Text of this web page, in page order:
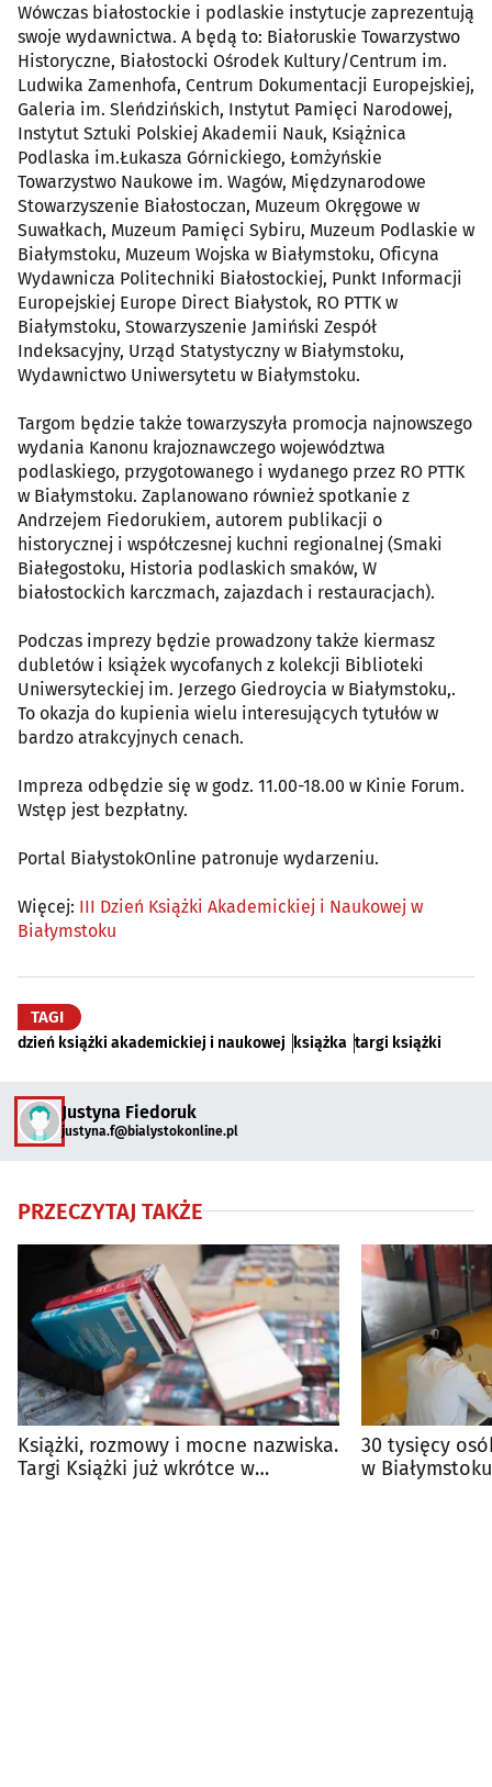
Wówczas białostockie i podlaskie instytucje zaprezentują
swoje wydawnictwa. A będą to: Białoruskie Towarzystwo
Historyczne, Białostocki Ośrodek Kultury/Centrum im.
Ludwika Zamenhofa, Centrum Dokumentacji Europejskiej,
Galeria im. Sleńdzińskich, Instytut Pamięci Narodowej,
Instytut Sztuki Polskiej Akademii Nauk, Książnica
Podlaska im.Łukasza Górnickiego, Łomżyńskie
Towarzystwo Naukowe im. Wagów, Międzynarodowe
Stowarzyszenie Białostoczan, Muzeum Okręgowe w
Suwałkach, Muzeum Pamięci Sybiru, Muzeum Podlaskie w
Białymstoku, Muzeum Wojska w Białymstoku, Oficyna
Wydawnicza Politechniki Białostockiej, Punkt Informacji
Europejskiej Europe Direct Białystok, RO PTTK w
Białymstoku, Stowarzyszenie Jamiński Zespół
Indeksacyjny, Urząd Statystyczny w Białymstoku,
Wydawnictwo Uniwersytetu w Białymstoku.
Targom będzie także towarzyszyła promocja najnowszego
wydania Kanonu krajoznawczego województwa
podlaskiego, przygotowanego i wydanego przez RO PTTK
w Białymstoku. Zaplanowano również spotkanie z
Andrzejem Fiedorukiem, autorem publikacji o
historycznej i współczesnej kuchni regionalnej (Smaki
Białegostoku, Historia podlaskich smaków, W
białostockich karczmach, zajazdach i restauracjach).
Podczas imprezy będzie prowadzony także kiermasz
dubletów i książek wycofanych z kolekcji Biblioteki
Uniwersyteckiej im. Jerzego Giedroycia w Białymstoku,.
To okazja do kupienia wielu interesujących tytułów w
bardzo atrakcyjnych cenach.
Impreza odbędzie się w godz. 11.00-18.00 w Kinie Forum.
Wstęp jest bezpłatny.
Portal BiałystokOnline patronuje wydarzeniu.
Więcej: III Dzień Książki Akademickiej i Naukowej w
Białymstoku
TAGI
dzień książki akademickiej i naukowej książka targi książki
Justyna Fiedoruk
justyna.f@bialystokonline.pl
PRZECZYTAJ TAKŻE
Książki, rozmowy i mocne nazwiska.
Targi Książki już wkrótce w
30 tysięcy
w